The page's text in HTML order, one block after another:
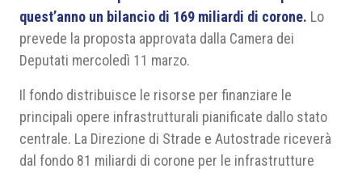
Area riservata
quest’anno un bilancio di 169 miliardi di corone. Lo
prevede la proposta approvata dalla Camera dei
Deputati mercoledì 11 marzo.
Il fondo distribuisce le risorse per finanziare le
principali opere infrastrutturali pianificate dallo stato
centrale. La Direzione di Strade e Autostrade riceverà
dal fondo 81 miliardi di corone per le infrastrutture